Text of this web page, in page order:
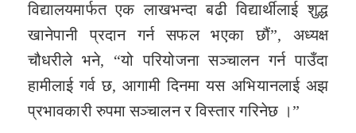
विद्यालयमार्फत एक लाखभन्दा बढी विद्यार्थीलाई शुद्ध
खानेपानी प्रदान गर्न सफल भएका छौं”, अध्यक्ष
चौधरीले भने, “यो परियोजना सञ्चालन गर्न पाउँदा
हामीलाई गर्व छ, आगामी दिनमा यस अभियानलाई अझ
प्रभावकारी रुपमा सञ्चालन र विस्तार गरिनेछ ।”